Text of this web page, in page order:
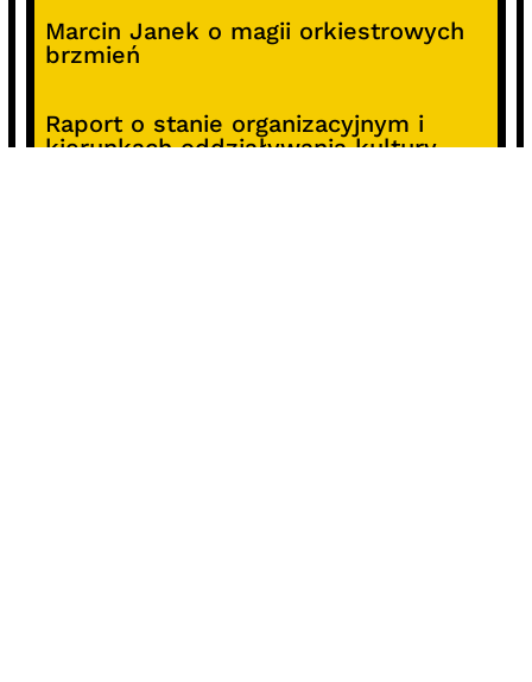
Marcin Janek o magii orkiestrowych
brzmień
Raport o stanie organizacyjnym i
kierunkach oddziaływania kultury